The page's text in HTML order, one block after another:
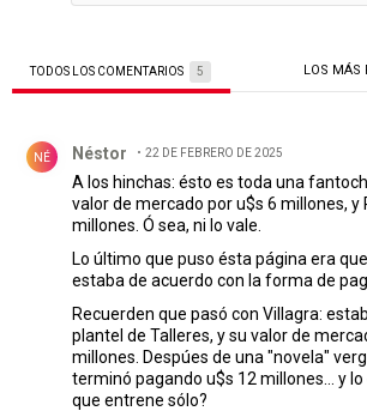
TODOS LOS COMENTARIOS 5 LOS MÁS
NÉ Néstor 22 DE FEBRERO DE 2025
A los hinchas: ésto es toda una
valor de mercado por u$s 6 millones, y
millones. Ó sea, ni lo vale.
Lo último que puso ésta página era
estaba de acuerdo con la forma de
Recuerden que pasó con Villagra:
plantel de Talleres, y su valor de
millones. Despúes de una "novela"
terminó pagando u$s 12 millones... y
que entrene sólo?